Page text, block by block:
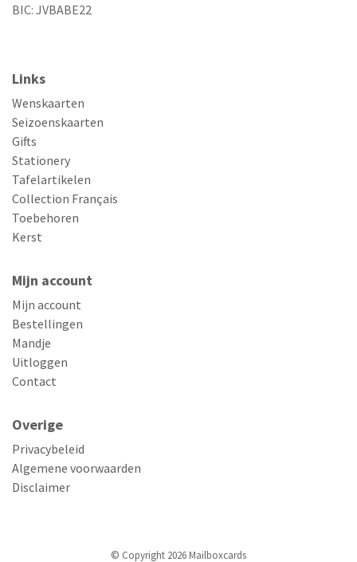
BIC: JVBABE22
Links
Wenskaarten
Seizoenskaarten
Gifts
Stationery
Tafelartikelen
Collection Français
Toebehoren
Kerst
Mijn account
Mijn account
Bestellingen
Mandje
Uitloggen
Contact
Overige
Privacybeleid
Algemene voorwaarden
Disclaimer
© Copyright 2026 Mailboxcards